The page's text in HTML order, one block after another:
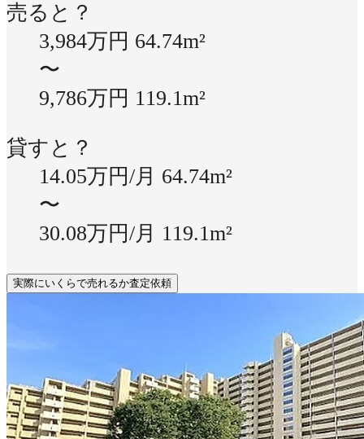
売ると？
3,984万円 64.74m²
〜
9,786万円 119.1m²
貸すと？
14.05万円/月 64.74m²
〜
30.08万円/月 119.1m²
実際にいくらで売れるか査定依頼